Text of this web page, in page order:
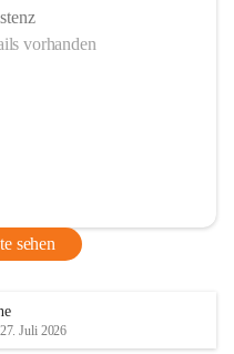
vorhanden
sehen
27. Juli 2026